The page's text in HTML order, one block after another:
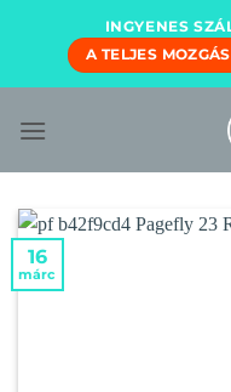
content
INGYENES
A TELJES
16
márc